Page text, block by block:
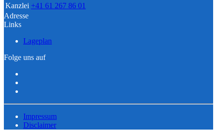
Kanzlei +41 61 267 86 01
Adresse
Links
Lageplan
Folge uns auf
Impressum
Disclaimer